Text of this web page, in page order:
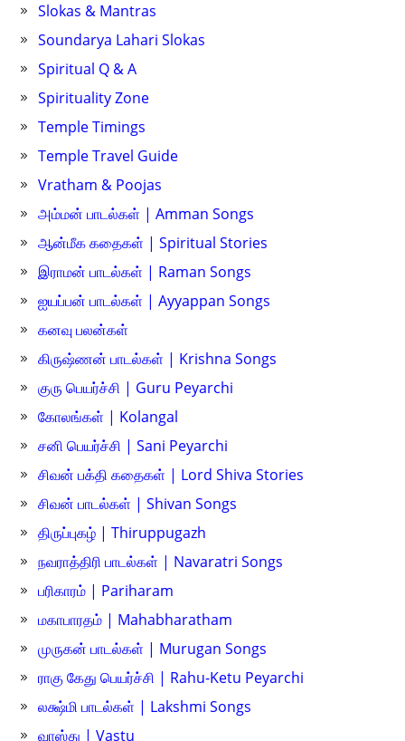
Slokas & Mantras
Soundarya Lahari Slokas
Spiritual Q & A
Spirituality Zone
Temple Timings
Temple Travel Guide
Vratham & Poojas
அம்மன் பாடல்கள் | Amman Songs
ஆன்மீக கதைகள் | Spiritual Stories
இராமன் பாடல்கள் | Raman Songs
ஐயப்பன் பாடல்கள் | Ayyappan Songs
கனவு பலன்கள்
கிருஷ்ணன் பாடல்கள் | Krishna Songs
குரு பெயர்ச்சி | Guru Peyarchi
கோலங்கள் | Kolangal
சனி பெயர்ச்சி | Sani Peyarchi
சிவன் பக்தி கதைகள் | Lord Shiva Stories
சிவன் பாடல்கள் | Shivan Songs
திருப்புகழ் | Thiruppugazh
நவராத்திரி பாடல்கள் | Navaratri Songs
பரிகாரம் | Pariharam
மகாபாரதம் | Mahabharatham
முருகன் பாடல்கள் | Murugan Songs
ராகு கேது பெயர்ச்சி | Rahu-Ketu Peyarchi
லக்ஷ்மி பாடல்கள் | Lakshmi Songs
வாஸ்து | Vastu